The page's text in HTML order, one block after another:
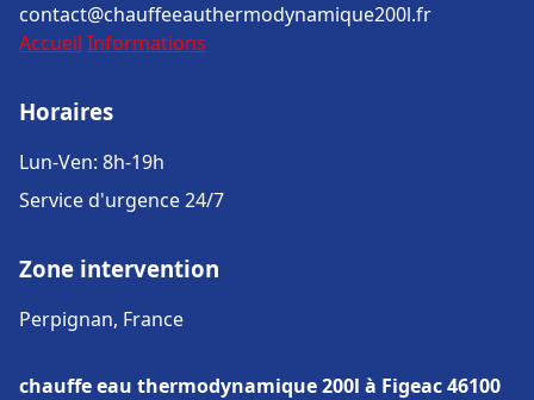
contact@chauffeeauthermodynamique200l.fr
Accueil Informations
Horaires
Lun-Ven: 8h-19h
Service d'urgence 24/7
Zone intervention
Perpignan, France
chauffe eau thermodynamique 200l à Figeac 46100